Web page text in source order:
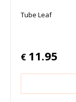
Tube Leaf
€ 11.95